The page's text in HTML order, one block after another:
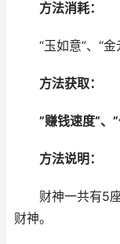
方法消耗：
“玉如意”、“金
方法获取：
”赚钱速度“、
方法说明：
财神一共有5座
财神。